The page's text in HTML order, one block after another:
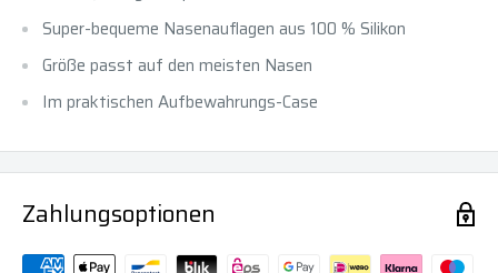
Super-bequeme Nasenauflagen aus 100 % Silikon
Größe passt auf den meisten Nasen
Im praktischen Aufbewahrungs-Case
Zahlungsoptionen